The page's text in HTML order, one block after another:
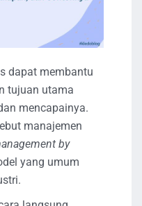
dapat membantu
tujuan utama
mencapainya.
manajemen
by
yang umum